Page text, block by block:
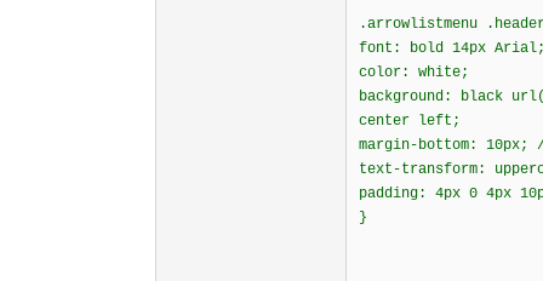
.arrowlistmenu
font: bold 14px
color: white;
background: black
center left;
margin-bottom: 10px;
text-transform:
padding: 4px 0 4px
}